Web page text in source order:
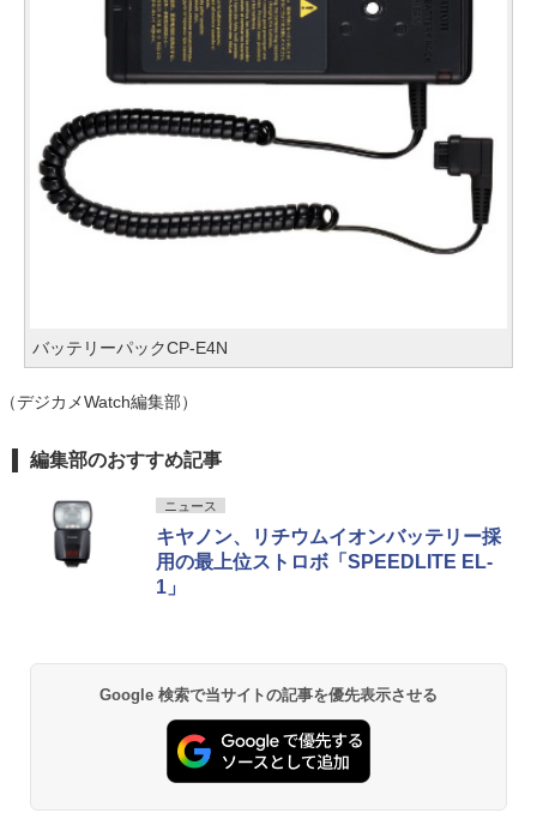
バッテリーパックCP-E4N
（デジカメWatch編集部）
編集部のおすすめ記事
ニュース
キヤノン、リチウムイオンバッテリー採
用の最上位ストロボ「SPEEDLITE EL-
1」
Google 検索で当サイトの記事を優先表示させる